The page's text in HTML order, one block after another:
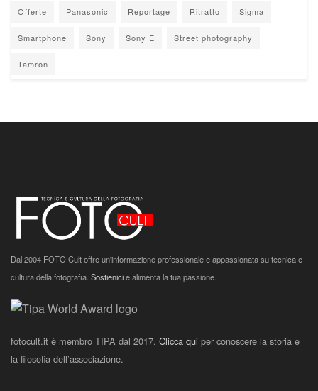
Offerte Panasonic Reportage Ritratto Sigma
Smartphone Sony Sony E Street photography
Tamron
Dal 2004 FOTO Cult offre un'informazione professionale e appassionata su tecnica e
cultura della fotografia. Sostienicie alimenta la tua passione.
fotocult.it è membro TIPA dal 2017. Clicca qui per conoscere la storia e
la filosofia dell’associazione.